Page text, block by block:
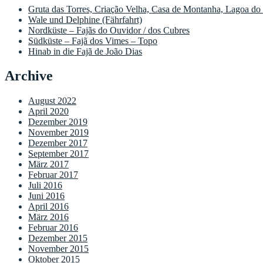
Gruta das Torres, Criação Velha, Casa de Montanha, Lagoa
Wale und Delphine (Fährfahrt)
Nordküste – Fajãs do Ouvidor / dos Cubres
Südküste – Fajã dos Vimes – Topo
Hinab in die Fajã de João Dias
Archive
August 2022
April 2020
Dezember 2019
November 2019
Dezember 2017
September 2017
März 2017
Februar 2017
Juli 2016
Juni 2016
April 2016
März 2016
Februar 2016
Dezember 2015
November 2015
Oktober 2015